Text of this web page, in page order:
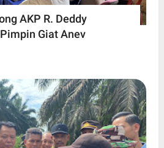
AKP R. Deddy
Giat Anev